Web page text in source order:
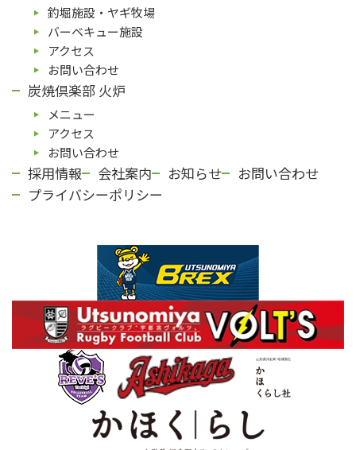
釣堀施設・ヤギ牧場
バーベキュー施設
アクセス
お問い合わせ
炭焼倶楽部 火炉
メニュー
アクセス
お問い合わせ
採用情報 会社案内 お知らせ
お問い合わせ
プライバシーポリシー